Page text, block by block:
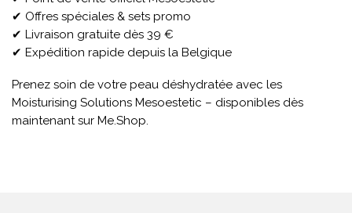
✔ Offres spéciales & sets promo
✔ Livraison gratuite dès 39 €
✔ Expédition rapide depuis la Belgique
Prenez soin de votre peau déshydratée avec les
Moisturising Solutions Mesoestetic – disponibles dès
maintenant sur Me.Shop.